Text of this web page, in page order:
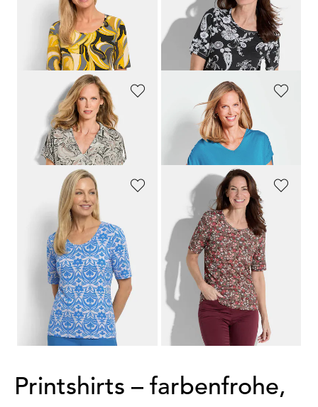
59,95 €
GOLDNER
Shirt mit Blumenmuster
14,95 €
59,95 €
30-Tage-Bestpreis**: 19,95 € (-25%)
GOLDNER
Jersey-Shirt mit Gummibündchen
49,95 €59,95 €
GOLDNER
Shirt mit gerafften Ärmeln
49,95 €
59,95 €
GOLDNER
Jersey-Shirt mit Millefleurs-Print
14,95 €59,95 €
30-Tage-Bestpreis**: 19,95 €
1
Printshirts – farbenfrohe,